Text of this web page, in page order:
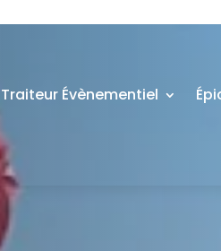
Traiteur Évènementiel